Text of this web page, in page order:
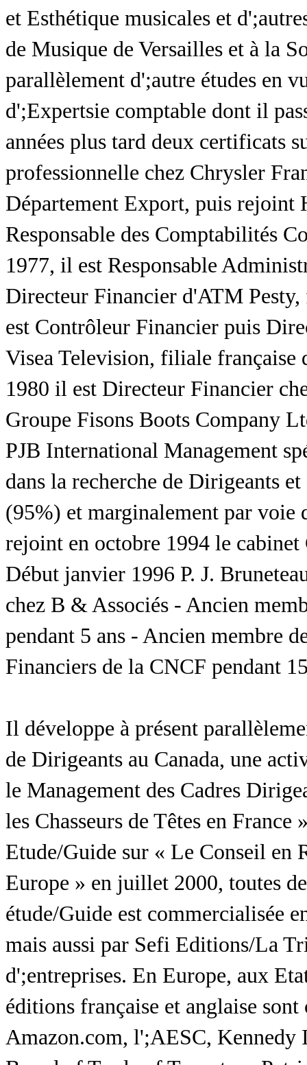
et Esthétique musicales et
de Musique de Versailles et à la
parallèlement d';autre études en
d';Expertsie comptable dont il
années plus tard deux certificats
professionnelle chez Chrysler
Département Export, puis rejoint
Responsable des Comptabilités
1977, il est Responsable
Directeur Financier d'ATM
est Contrôleur Financier puis
Visea Television, filiale
1980 il est Directeur Financier
Groupe Fisons Boots Company
PJB International Management
dans la recherche de Dirigeants
(95%) et marginalement par voie
rejoint en octobre 1994 le
Début janvier 1996 P. J.
chez B & Associés - Ancien
pendant 5 ans - Ancien membre
Financiers de la CNCF pendant
Il développe à présent
de Dirigeants au Canada, une
le Management des Cadres
les Chasseurs de Têtes en
Etude/Guide sur « Le Conseil en
Europe » en juillet 2000, toutes
étude/Guide est commercialisée
mais aussi par Sefi Editions/La
d';entreprises. En Europe, aux
éditions française et anglaise
Amazon.com, l';AESC, Kennedy